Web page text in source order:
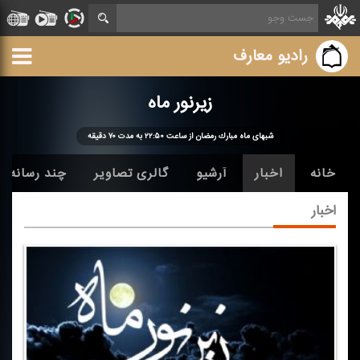
رادیو معارف
زیرنور ماه
شبهای ماه مبارك رمضان از ساعت ۲۲:۵۰ به مدت ۷۰ دقیقه
خانه اخبار آرشیو گالری تصاویر چند رسانه
اخبار